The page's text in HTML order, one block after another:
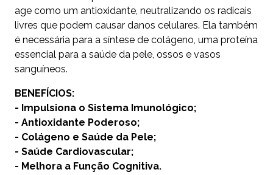
age como um antioxidante, neutralizando os radicais
livres que podem causar danos celulares. Ela também
é necessária para a síntese de colágeno, uma proteína
essencial para a saúde da pele, ossos e vasos
sanguíneos.
BENEFÍCIOS:
- Impulsiona o Sistema Imunológico;
- Antioxidante Poderoso;
- Colágeno e Saúde da Pele;
- Saúde Cardiovascular;
- Melhora a Função Cognitiva.